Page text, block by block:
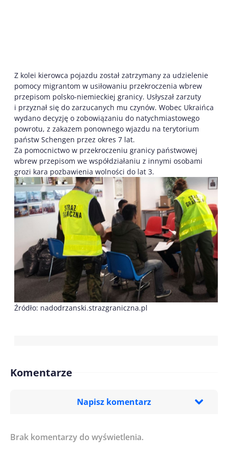
Z kolei kierowca pojazdu został zatrzymany za udzielenie
pomocy migrantom w usiłowaniu przekroczenia wbrew
przepisom polsko-niemieckiej granicy. Usłyszał zarzuty
i przyznał się do zarzucanych mu czynów. Wobec Ukraińca
wydano decyzję o zobowiązaniu do natychmiastowego
powrotu, z zakazem ponownego wjazdu na terytorium
państw Schengen przez okres 7 lat.
Za pomocnictwo w przekroczeniu granicy państwowej
wbrew przepisom we współdziałaniu z innymi osobami
grozi kara pozbawienia wolności do lat 3.
Źródło: nadodrzanski.strazgraniczna.pl
Komentarze
Napisz komentarz
Imię/ Nick*
Brak komentarzy do wyświetlenia.